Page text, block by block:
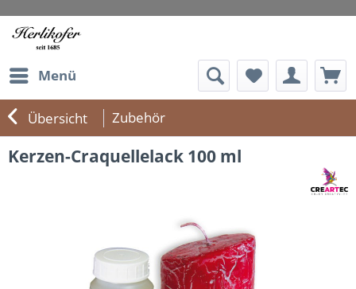
Menü
Übersicht Zubehör
Kerzen-Craquellelack 100 ml